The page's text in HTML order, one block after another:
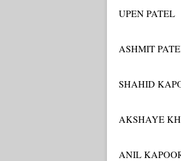
UPEN PATEL
ASHMIT
SHAHID
AKSHAYE
ANIL